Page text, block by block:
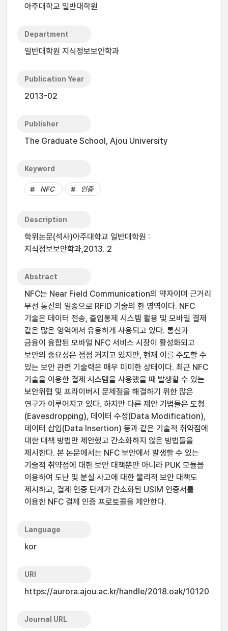
아주대학교 일반대학원
Department
일반대학원 지식정보보안학과
Publication Year
2013-02
Publisher
The Graduate School, Ajou University
Keyword
NFC 인증
Description
학위논문(석사)아주대학교 일반대학원 :
지식정보보안학과,2013. 2
Abstract
NFC는 Near Field Communication의 약자이며 근거리
무선 통신의 일종으로 RFID 기술의 한 영역이다. NFC
기술은 데이터 전송, 출입통제 시스템 활용 및 모바일 결제
같은 많은 영역에서 유용하게 사용되고 있다. 통신과
금융이 융합된 모바일 NFC 서비스 시장이 활성화되고
보안의 중요성은 점점 커지고 있지만, 현재 이를 주도할 수
있는 보안 관련 기술력은 매우 미미한 상태이다. 최근 NFC
기술을 이용한 결제 시스템을 사용했을 때 발생할 수 있는
보안위협 및 프라이버시 문제점을 해결하기 위한 많은
연구가 이루어지고 있다. 하지만 다른 제안 기법들은 도청
(Eavesdropping), 데이터 수정(Data Modification),
데이터 삽입(Data Insertion) 등과 같은 기술적 취약점에
대한 대책 방법만 제안했고 간소화하지 않은 방법들을
제시한다. 본 논문에서는 NFC 보안에서 발생할 수 있는
기술적 취약점에 대한 보안 대책뿐만 아니라 PUK 모듈을
이용하여 도난 및 분실 사고에 대한 물리적 보안 대책도
제시하고, 결제 인증 단계가 간소화된 USIM 인증서를
이용한 NFC 결제 인증 프로토콜을 제안한다.
Language
kor
URI
https://aurora.ajou.ac.kr/handle/2018.oak/10120
Journal URL